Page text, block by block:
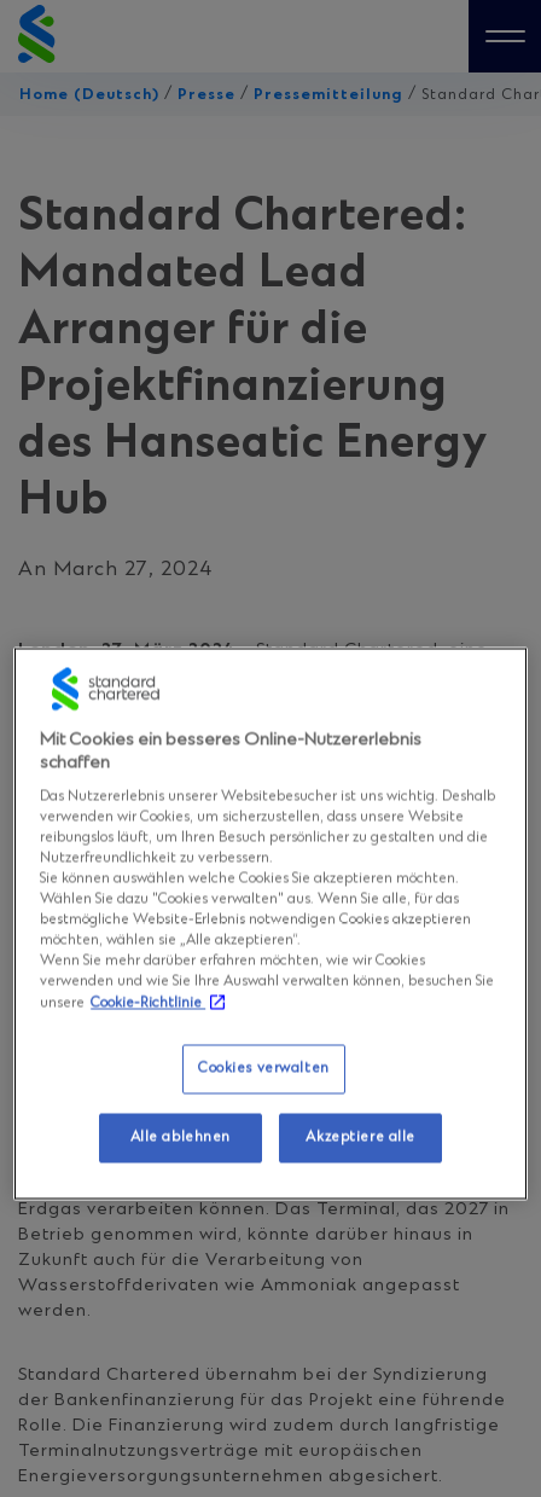
Skip
to
content
Home (Deutsch) / Presse / Pressemitteilung / Standard
Standard Chartered:
Mandated Lead
Arranger für die
Projektfinanzierung
des Hanseatic Energy
Hub
An March 27, 2024
London, 27. März 2024– Standard Chartered, eine
führende internationale Bankengruppe, fungiert als
Mandated Lead Arranger der erfolgreich
abgeschlossenen Projektfinanzierung für den Bau des
Hanseatic Energy Hub, einem Terminal für
Das Projekt ist für Deutschland und die Tschechische
Republik von strategischer Bedeutung, da es die
Sicherheit und Kontinuität ihrer Gasversorgung
gewährleistet und die Widerstandsfähigkeit der
Energieversorgung stärkt. Die Kapazität des Terminals
wird ausreichen, um einen erheblichen Teil des
jährlichen Gasbedarfs beider Länder zu decken.
Die Entwicklung des Terminals ist darauf ausgelegt,
recyclen, so dass keine zusätzliche Wärmequelle für
den Regasifizierungsprozess benötigt wird. Neben
Erdgas wird das Terminal ab dem Zeitpunkt der
Erdgas verarbeiten können. Das Terminal, das 2027 in
Betrieb genommen wird, könnte darüber hinaus in
Zukunft auch für die Verarbeitung von
Wasserstoffderivaten wie Ammoniak angepasst
werden.
Standard Chartered übernahm bei der Syndizierung
der Bankenfinanzierung für das Projekt eine führende
Rolle. Die Finanzierung wird zudem durch langfristige
Terminalnutzungsverträge mit europäischen
Energieversorgungsunternehmen abgesichert.
Mit Cookies ein besseres Online-Nutzererlebnis
schaffen
Das Nutzererlebnis unserer Websitebesucher ist uns wichtig. Deshalb
verwenden wir Cookies, um sicherzustellen, dass unsere Website
reibungslos läuft, um Ihren Besuch persönlicher zu gestalten und die
Nutzerfreundlichkeit zu verbessern.
Sie können auswählen welche Cookies Sie akzeptieren möchten.
Wählen Sie dazu "Cookies verwalten" aus. Wenn Sie alle, für das
bestmögliche Website-Erlebnis notwendigen Cookies akzeptieren
möchten, wählen sie „Alle akzeptieren“.
Wenn Sie mehr darüber erfahren möchten, wie wir Cookies
verwenden und wie Sie Ihre Auswahl verwalten können, besuchen Sie
unsere Cookie-Richtlinie
Cookies verwalten
Alle ablehnen Akzeptiere alle